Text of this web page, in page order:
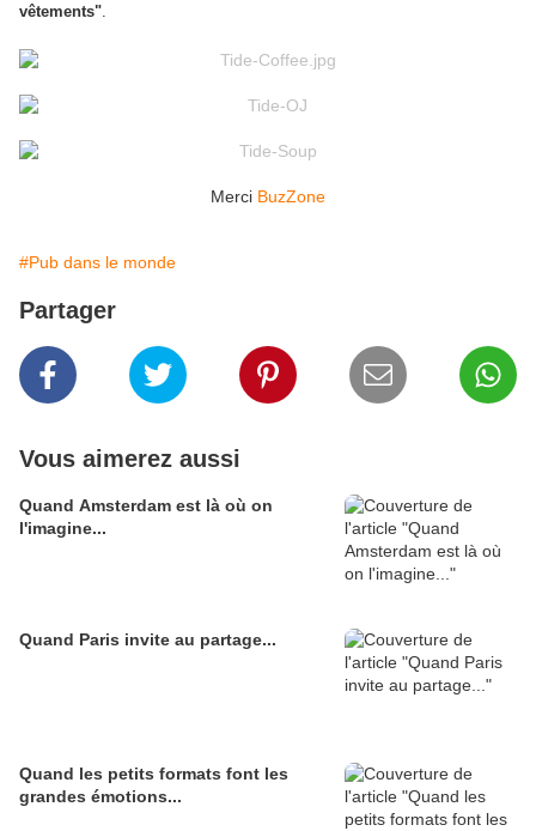
vêtements".
Merci BuzZone
#Pub dans le monde
Partager
Vous aimerez aussi
Quand Amsterdam est là où on
l'imagine...
Quand Paris invite au partage...
Quand les petits formats font les
grandes émotions...